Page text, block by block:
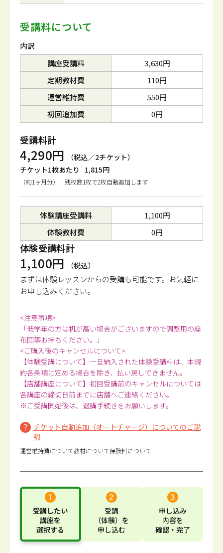
受講料について
内訳
講座受講料
3,630円
定期教材費
110円
運営維持費
550円
初回追加費
0円
受講料計
4,290円
（税込／2チケット）
チケット1枚あたり
1,815円
（約1ヶ月分） 残枚数1枚で2枚自動追加します
体験講座受講料
1,100円
体験教材費
0円
体験受講料計
1,100円 （税込）
まずは体験レッスンからの受講も可能です。 お気軽に
お申し込みください。
<注意事項>
「低学年の方は机が高い場合がございますので調整用の座
布団等お持ちください。」
<ご購入後のキャンセルについて>
【体験受講について】一旦納入された体験受講料は、本規
約各条項に定める場合を除き、払い戻しできません。
【店舗講座について】初回受講前のキャンセルについては
各講座の締切日前までに店舗へご連絡ください。
※ご受講開始後は、退講手続きをお願いします。
チケット自動追加（オートチャージ）についてのご説
明
運営維持費について教材について保険料について
受講したい
講座を
選択する
受講
（体験） を
申し込む
申し込み
内容を
確認・完了